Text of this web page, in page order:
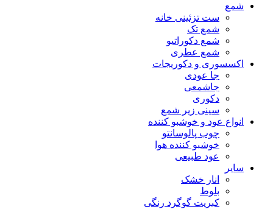
شمع
ست تزئینی خانه
شمع تک
شمع دکوراتیو
شمع عطری
اکسسوری و دکوریجات
جا عودی
جاشمعی
دکوری
سینی زیر شمع
انواع عود و خوشبو کننده
چوب پالوسانتو
خوشبو کننده هوا
عود طبیعی
سایر
انار خشک
بلوط
کبریت گوگرد رنگی